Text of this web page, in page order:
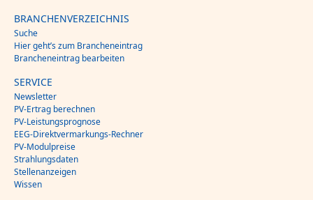
BRANCHENVERZEICHNIS
Suche
Hier geht’s zum Brancheneintrag
Brancheneintrag bearbeiten
SERVICE
Newsletter
PV-Ertrag berechnen
PV-Leistungsprognose
EEG-Direktvermarkungs-Rechner
PV-Modulpreise
Strahlungsdaten
Stellenanzeigen
Wissen